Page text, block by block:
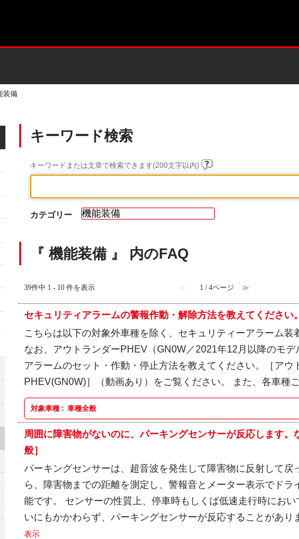
装備
キーワード検索
キーワードまたは文章で検索できます(200文字以内)
カテゴリー
『 機能装備 』 内のFAQ
39件中 1 - 10 件を表示 ≪ 1 / 4ページ ≫
セキュリティアラームの警報作動・解除方法を教えてください
こちらは以下の対象外車種を除く、セキュリティーアラーム装
なお、アウトランダーPHEV（GN0W／2021年12月以降のモデ
アラームのセット・作動・停止方法を教えてください。［アウ
PHEV(GN0W)］（動画あり）をご覧ください。 また、各車種
対象車種 : 車種全般
周囲に障害物がないのに、パーキングセンサーが反応します。
般］
パーキングセンサーは、超音波を発生して障害物に反射して戻
ら、障害物までの距離を測定し、警報音とメーター表示でドラ
能です。 センサーの性質上、停車時もしくば低速走行時にお
いにもかかわらず、パーキングセンサーが反応することがあり
表示